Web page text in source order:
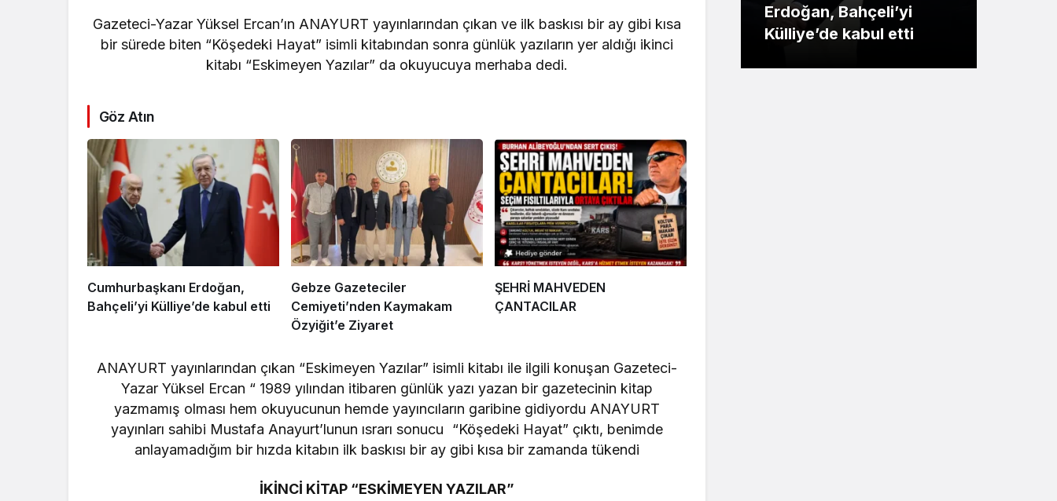
Gazeteci-Yazar Yüksel Ercan’ın ANAYURT yayınlarından çıkan ve ilk baskısı bir ay gibi kısa
bir sürede biten “Köşedeki Hayat” isimli kitabından sonra günlük yazıların yer aldığı ikinci
kitabı “Eskimeyen Yazılar” da okuyucuya merhaba dedi.
Göz Atın
Cumhurbaşkanı Erdoğan,
Bahçeli’yi Külliye’de kabul etti
Gebze Gazeteciler
Cemiyeti’nden Kaymakam
Özyiğit’e Ziyaret
ŞEHRİ MAHVEDEN
ÇANTACILAR
ANAYURT yayınlarından çıkan “Eskimeyen Yazılar” isimli kitabı ile ilgili konuşan Gazeteci-
Yazar Yüksel Ercan “ 1989 yılından itibaren günlük yazı yazan bir gazetecinin kitap
yazmamış olması hem okuyucunun hemde yayıncıların garibine gidiyordu ANAYURT
yayınları sahibi Mustafa Anayurt’lunun ısrarı sonucu “Köşedeki Hayat” çıktı, benimde
anlayamadığım bir hızda kitabın ilk baskısı bir ay gibi kısa bir zamanda tükendi
İKİNCİ KİTAP “ESKİMEYEN YAZILAR”
seferberliği
Külliye’de kabul etti
operasyonu: 844
tutuklama